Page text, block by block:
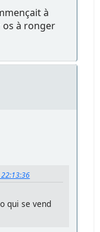
à
os à ronger
qui se vend